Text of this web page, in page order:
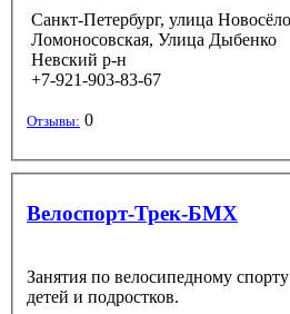
Санкт-Петербург, улица
Ломоносовская, Улица Дыбенко
Невский р-н
+7-921-903-83-67
Отзывы: 0
Велоспорт-Трек-БМХ
Занятия по велосипедному
детей и подростков.